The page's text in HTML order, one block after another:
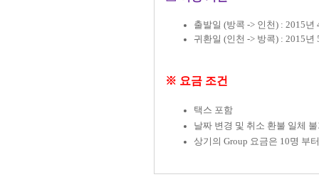
출발일 (방콕 -> 인천) : 2015
귀환일 (인천 -> 방콕) : 2015
※ 요금 조건
택스 포함
날짜 변경 및 취소 환불 일체
상기의 Group 요금은 10명 부